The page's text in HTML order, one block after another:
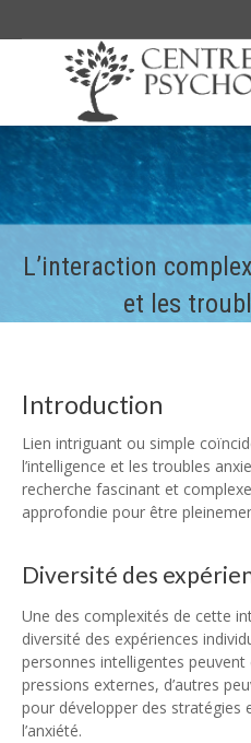
L’interaction
et les
Introduction
Lien intriguant ou simple
l’intelligence et les troubles
recherche fascinant et
approfondie pour être
Diversité des
Une des complexités de cette
diversité des expériences
personnes intelligentes
pressions externes, d’autres
pour développer des stratégies
l’anxiété.